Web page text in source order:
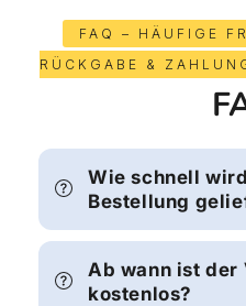
FAQ – HÄUFIGE
RÜCKGABE &
Wie schnell
Bestellung
Ab wann ist der
kostenlos?